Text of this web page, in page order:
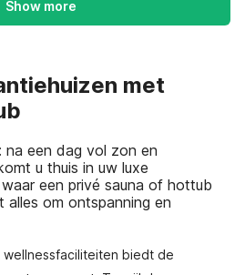
Show more
met
een dag vol zon en
u thuis in uw luxe
een privé sauna of hottub
alles om ontspanning en
biedt de